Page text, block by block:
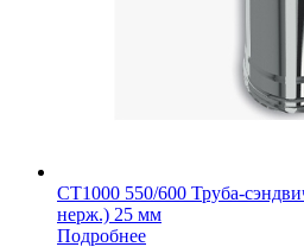
СТ1000 550/600 Труба-
нерж.) 25 мм
Подробнее